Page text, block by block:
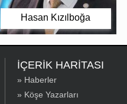
Hasan Kızılboğa
İÇERİK HARİTASI
» Haberler
» Köşe Yazarları